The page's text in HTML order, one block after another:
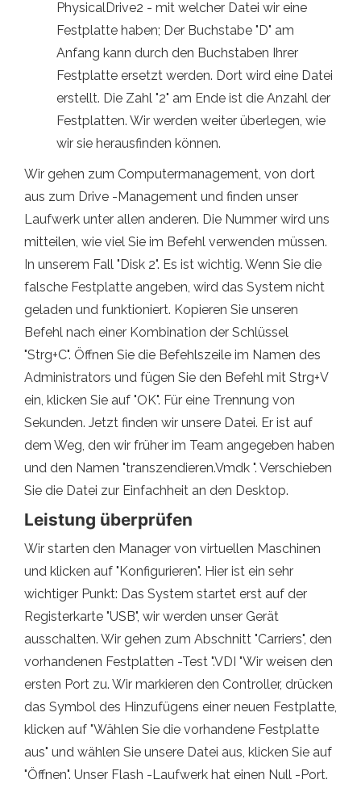
PhysicalDrive2 - mit welcher Datei wir eine
Festplatte haben; Der Buchstabe "D" am
Anfang kann durch den Buchstaben Ihrer
Festplatte ersetzt werden. Dort wird eine Datei
erstellt. Die Zahl "2" am Ende ist die Anzahl der
Festplatten. Wir werden weiter überlegen, wie
wir sie herausfinden können.
Wir gehen zum Computermanagement, von dort
aus zum Drive -Management und finden unser
Laufwerk unter allen anderen. Die Nummer wird uns
mitteilen, wie viel Sie im Befehl verwenden müssen.
In unserem Fall "Disk 2". Es ist wichtig. Wenn Sie die
falsche Festplatte angeben, wird das System nicht
geladen und funktioniert. Kopieren Sie unseren
Befehl nach einer Kombination der Schlüssel
"Strg+C". Öffnen Sie die Befehlszeile im Namen des
Administrators und fügen Sie den Befehl mit Strg+V
ein, klicken Sie auf "OK". Für eine Trennung von
Sekunden. Jetzt finden wir unsere Datei. Er ist auf
dem Weg, den wir früher im Team angegeben haben
und den Namen "transzendieren.Vmdk ". Verschieben
Sie die Datei zur Einfachheit an den Desktop.
Leistung überprüfen
Wir starten den Manager von virtuellen Maschinen
und klicken auf "Konfigurieren". Hier ist ein sehr
wichtiger Punkt: Das System startet erst auf der
Registerkarte "USB", wir werden unser Gerät
ausschalten. Wir gehen zum Abschnitt "Carriers", den
vorhandenen Festplatten -Test ".VDI "Wir weisen den
ersten Port zu. Wir markieren den Controller, drücken
das Symbol des Hinzufügens einer neuen Festplatte,
klicken auf "Wählen Sie die vorhandene Festplatte
aus" und wählen Sie unsere Datei aus, klicken Sie auf
"Öffnen". Unser Flash -Laufwerk hat einen Null -Port.